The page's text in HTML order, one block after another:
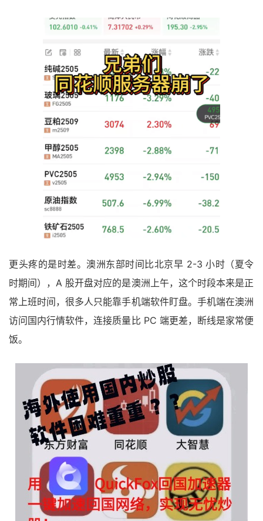
更头疼的是时差。澳洲东部时间比北京早 2-3 小时（夏令
时期间），A 股开盘对应的是澳洲上午，这个时段本来是正
常上班时间，很多人只能靠手机端软件盯盘。手机端在澳洲
访问国内行情软件，连接质量比 PC 端更差，断线是家常便
饭。